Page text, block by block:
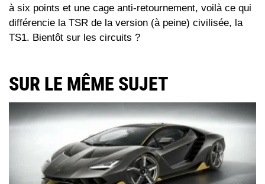
à six points et une cage anti-retournement, voilà ce qui
différencie la TSR de la version (à peine) civilisée, la
TS1. Bientôt sur les circuits ?
SUR LE MÊME SUJET